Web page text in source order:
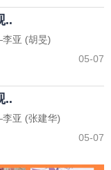
..
亚 (胡旻)
05-07
..
亚 (张建华)
05-07